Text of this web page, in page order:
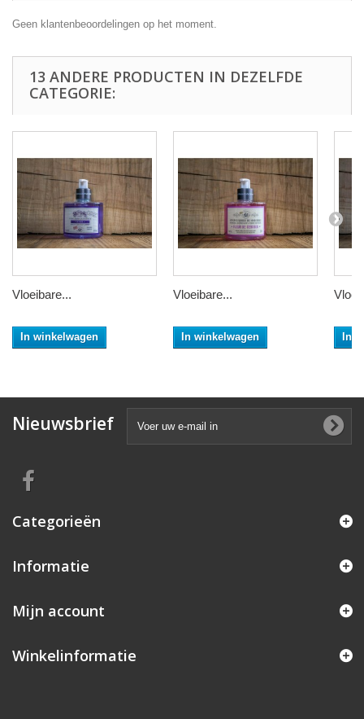
Geen klantenbeoordelingen op het moment.
13 ANDERE PRODUCTEN IN DEZELFDE
CATEGORIE:
Vloeibare...
In winkelwagen
Vloeibare...
In winkelwagen In
Nieuwsbrief
Categorieën
Informatie
Mijn account
Winkelinformatie